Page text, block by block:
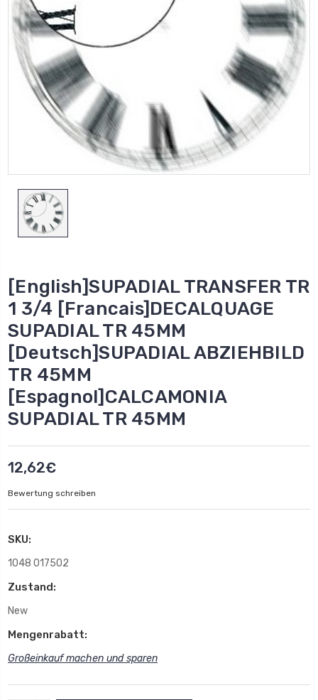
[English]SUPADIAL TRANSFER TR
1 3/4 [Francais]DECALQUAGE
SUPADIAL TR 45MM
[Deutsch]SUPADIAL ABZIEHBILD
TR 45MM
[Espagnol]CALCAMONIA
SUPADIAL TR 45MM
12,62€
Bewertung schreiben
SKU:
1048 017502
Zustand:
New
Mengenrabatt:
Großeinkauf machen und sparen